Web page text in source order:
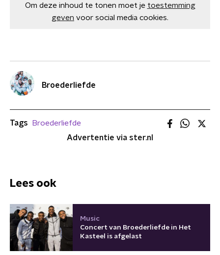
Om deze inhoud te tonen moet je toestemming
geven voor social media cookies.
Broederliefde
Tags
Broederliefde
Advertentie via ster.nl
Lees ook
Music
Concert van Broederliefde in Het
Kasteel is afgelast